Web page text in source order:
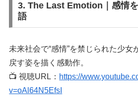
3. The Last Emotion｜感情
語
未来社会で“感情”を禁じられた少女
戻す姿を描く感動作。
📺 視聴URL： https://
v=oAl64N5EfsI